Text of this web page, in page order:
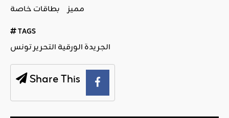
بطاقات خاصة مميز
TAGS
الجريدة الورقية التحرير تونس
Share This